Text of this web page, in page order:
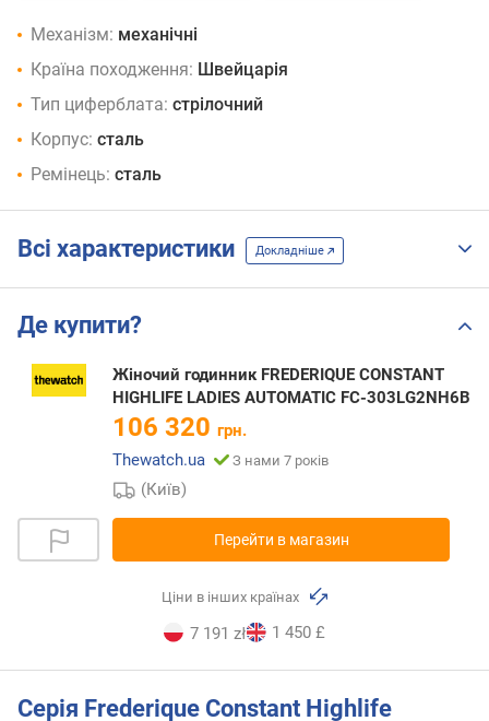
Механізм: механічні
Країна походження: Швейцарія
Тип циферблата: стрілочний
Корпус: сталь
Ремінець: сталь
Всі характеристики Докладніше
Де купити?
Жіночий годинник FREDERIQUE CONSTANT
HIGHLIFE LADIES AUTOMATIC FC-303LG2NH6B
106 320 грн.
Thewatch.ua
З нами 7 років
(Київ)
Перейти в магазин
Ціни в інших країнах
7 191 zł 1 450 £
Серія Frederique Constant Highlife